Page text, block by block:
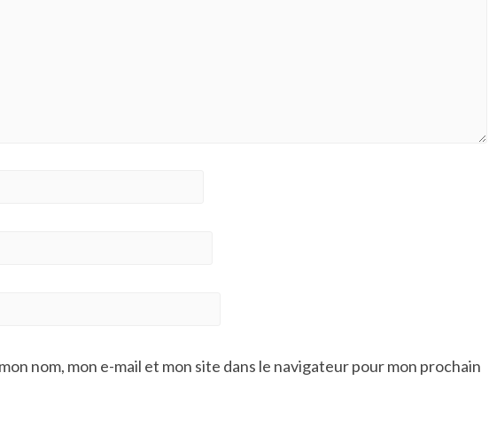
nom, mon e-mail et mon site dans le navigateur pour mon prochain